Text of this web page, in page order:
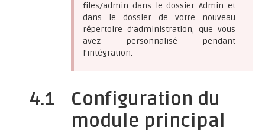
files/admin dans le dossier Admin et
dans le dossier de votre nouveau
répertoire d'administration, que vous
avez personnalisé pendant
l'intégration.
4.1
Configuration du
module principal